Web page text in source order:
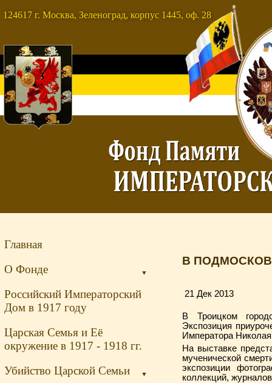
124617 г. Москва, Зеленоград, корпус 1445, оф. 28
Главная
▼
О Фонде
Российский Императорский
Дом в 1917 году
Царская Семья и Её
окружение в 1917 - 1918 гг.
▼
Убийство Царской Семьи
В
21 Дек 2013
В Троицком
Экспозиция
Императора
На выставке
мученической
экспозиции
коллекций,